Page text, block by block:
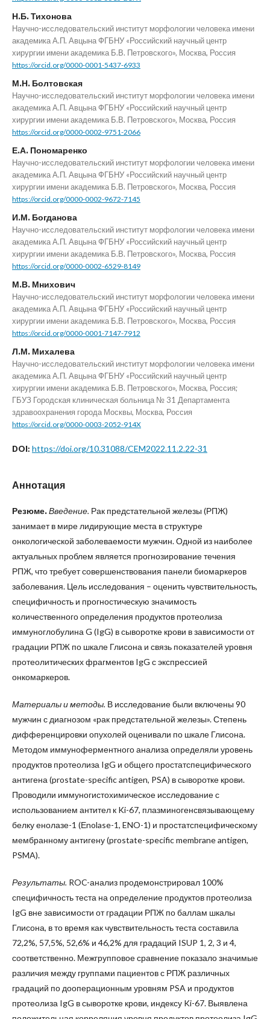
Н.Б. Тихонова
Научно-исследовательский институт морфологии человека имени
академика А.П. Авцына ФГБНУ «Российский научный центр
хирургии имени академика Б.В. Петровского», Москва, Россия
https://orcid.org/0000-0001-5437-6933
М.Н. Болтовская
Научно-исследовательский институт морфологии человека имени
академика А.П. Авцына ФГБНУ «Российский научный центр
хирургии имени академика Б.В. Петровского», Москва, Россия
https://orcid.org/0000-0002-9751-2066
Е.А. Пономаренко
Научно-исследовательский институт морфологии человека имени
академика А.П. Авцына ФГБНУ «Российский научный центр
хирургии имени академика Б.В. Петровского», Москва, Россия
https://orcid.org/0000-0002-9672-7145
И.М. Богданова
Научно-исследовательский институт морфологии человека имени
академика А.П. Авцына ФГБНУ «Российский научный центр
хирургии имени академика Б.В. Петровского», Москва, Россия
https://orcid.org/0000-0002-6529-8149
М.В. Мнихович
Научно-исследовательский институт морфологии человека имени
академика А.П. Авцына ФГБНУ «Российский научный центр
хирургии имени академика Б.В. Петровского», Москва, Россия
https://orcid.org/0000-0001-7147-7912
Л.М. Михалева
Научно-исследовательский институт морфологии человека имени
академика А.П. Авцына ФГБНУ «Российский научный центр
хирургии имени академика Б.В. Петровского», Москва, Россия;
ГБУЗ Городская клиническая больница № 31 Департамента
здравоохранения города Москвы, Москва, Россия
https://orcid.org/0000-0003-2052-914X
DOI: https://doi.org/10.31088/CEM2022.11.2.22-31
Аннотация
Резюме.Введение. Рак предстательной железы (РПЖ)
занимает в мире лидирующие места в структуре
онкологической заболеваемости мужчин. Одной из наиболее
актуальных проблем является прогнозирование течения
РПЖ, что требует совершенствования панели биомаркеров
заболевания. Цель исследования – оценить чувствительность,
специфичность и прогностическую значимость
количественного определения продуктов протеолиза
иммуноглобулина G (IgG) в сыворотке крови в зависимости от
градации РПЖ по шкале Глисона и связь показателей уровня
протеолитических фрагментов IgG с экспрессией
онкомаркеров.
Материалы и методы. В исследование были включены 90
мужчин с диагнозом «рак предстательной железы». Степень
дифференцировки опухолей оценивали по шкале Глисона.
Методом иммуноферментного анализа определяли уровень
продуктов протеолиза IgG и общего простатспецифического
антигена (prostate-specific antigen, PSA) в сыворотке крови.
Проводили иммуногистохимическое исследование с
использованием антител к Ki-67, плазминогенсвязывающему
белку енолазе-1 (Еnolase-1, ENO-1) и простатспецифическому
мембранному антигену (prostate-specific membrane antigen,
PSMA).
Результаты. ROC-анализ продемонстрировал 100%
специфичность теста на определение продуктов протеолиза
IgG вне зависимости от градации РПЖ по баллам шкалы
Глисона, в то время как чувствительность теста составила
72,2%, 57,5%, 52,6% и 46,2% для градаций ISUP 1, 2, 3 и 4,
соответственно. Межгрупповое сравнение показало значимые
различия между группами пациентов с РПЖ различных
градаций по дооперационным уровням PSA и продуктов
протеолиза IgG в сыворотке крови, индексу Ki-67. Выявлена